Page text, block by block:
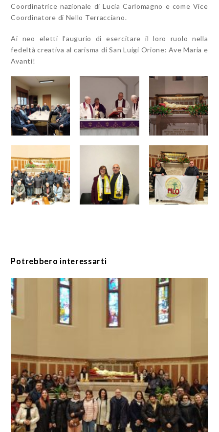
Coordinatrice nazionale di Lucia Carlomagno e come Vice
Coordinatore di Nello Terracciano.
Ai neo eletti l’augurio di esercitare il loro ruolo nella
fedeltà creativa al carisma di San Luigi Orione: Ave Maria e
Avanti!
Potrebbero interessarti